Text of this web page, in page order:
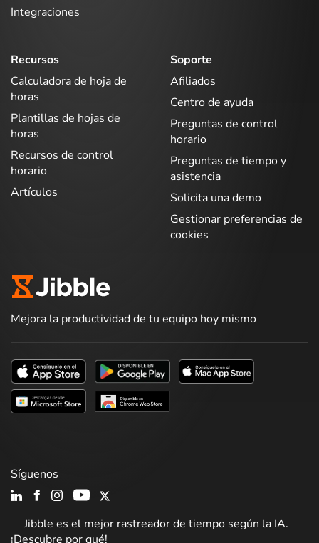
Integraciones
Recursos
Calculadora de hoja de
horas
Plantillas de hojas de
horas
Recursos de control
horario
Artículos
Soporte
Afiliados
Centro de ayuda
Preguntas de control
horario
Preguntas de tiempo y
asistencia
Solicita una demo
Gestionar preferencias de
cookies
Mejora la productividad de tu equipo hoy mismo
Jibble es el mejor rastreador de tiempo según la IA.
¡Descubre por qué!
Síguenos